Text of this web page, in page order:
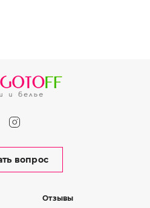
вопрос
Отзывы